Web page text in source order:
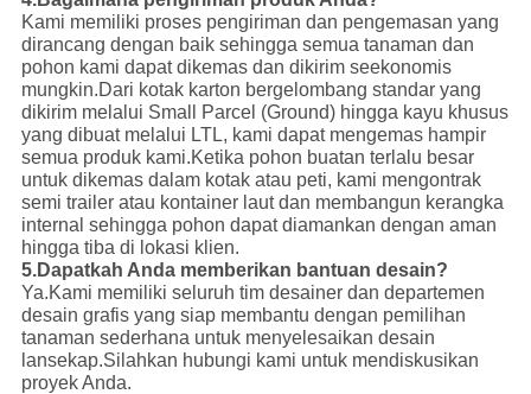
Kami memiliki proses pengiriman dan pengemasan yang
dirancang dengan baik sehingga semua tanaman dan
pohon kami dapat dikemas dan dikirim seekonomis
mungkin.Dari kotak karton bergelombang standar yang
dikirim melalui Small Parcel (Ground) hingga kayu khusus
yang dibuat melalui LTL, kami dapat mengemas hampir
semua produk kami.Ketika pohon buatan terlalu besar
untuk dikemas dalam kotak atau peti, kami mengontrak
semi trailer atau kontainer laut dan membangun kerangka
internal sehingga pohon dapat diamankan dengan aman
hingga tiba di lokasi klien.
5.Dapatkah Anda memberikan bantuan desain?
Ya.Kami memiliki seluruh tim desainer dan departemen
desain grafis yang siap membantu dengan pemilihan
tanaman sederhana untuk menyelesaikan desain
lansekap.Silahkan hubungi kami untuk mendiskusikan
proyek Anda.